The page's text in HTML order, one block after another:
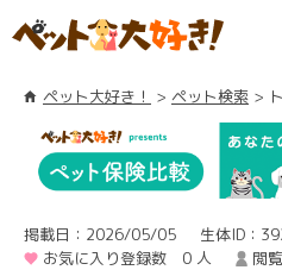
ペット大好き！ ペット検索
掲載日：2026/05/05
生体ID：
お気に入り登録数 0 人
閲